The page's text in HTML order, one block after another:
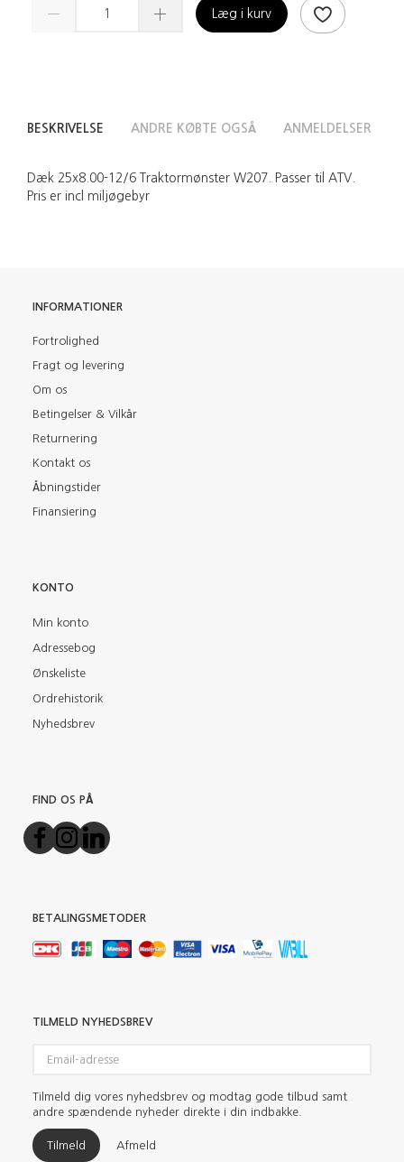
Læg i kurv
BESKRIVELSE ANDRE KØBTE OGSÅ ANMELDELSER
Dæk 25x8.00-12/6 Traktormønster W207. Passer til ATV.
Pris er incl miljøgebyr
INFORMATIONER
Fortrolighed
Fragt og levering
Om os
Betingelser & Vilkår
Returnering
Kontakt os
Åbningstider
Finansiering
KONTO
Min konto
Adressebog
Ønskeliste
Ordrehistorik
Nyhedsbrev
FIND OS PÅ
BETALINGSMETODER
TILMELD NYHEDSBREV
adresse
Tilmeld dig vores nyhedsbrev og modtag gode tilbud samt
andre spændende nyheder direkte i din indbakke.
Tilmeld Afmeld